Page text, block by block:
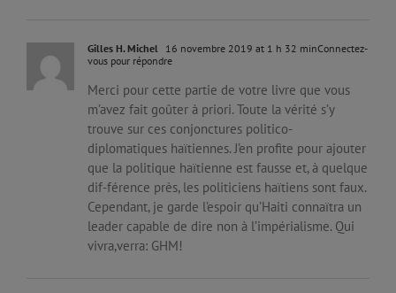
Gilles H. Michel 16 novembre 2019 at 1 h 32 minConnectez-
vous pour répondre
Merci pour cette partie de votre livre que vous
m’avez fait goûter à priori. Toute la vérité s’y
trouve sur ces conjonctures politico-
diplomatiques haïtiennes. J’en profite pour ajouter
que la politique haïtienne est fausse et, à quelque
dif-férence près, les politiciens haïtiens sont faux.
Cependant, je garde l’espoir qu’Haiti connaïtra un
leader capable de dire non à l’impérialisme. Qui
vivra,verra: GHM!